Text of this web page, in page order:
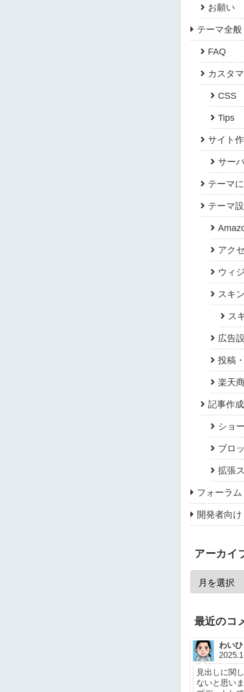
お願い
テーマ全般
FAQ
カスタ
CSS
Tips
サイト
サー
テーマ
テーマ
アク
ウィ
スキン
ス
広告
投稿
楽天
記事作成
ショ
ブロ
拡張
フォーラム
開発者向け
アーカイ
最近のコ
わいひ
見出しに関
ないと思い